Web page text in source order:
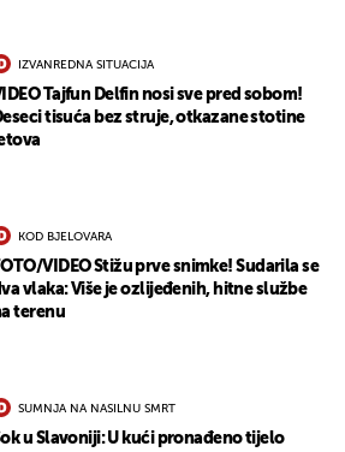
IZVANREDNA SITUACIJA
Tajfun Delfin nosi sve pred sobom!
tisuća bez struje, otkazane stotine
KOD BJELOVARA
VIDEO Stižu prve snimke! Sudarila se
vlaka: Više je ozlijeđenih, hitne službe
terenu
SUMNJA NA NASILNU SMRT
u Slavoniji: U kući pronađeno tijelo